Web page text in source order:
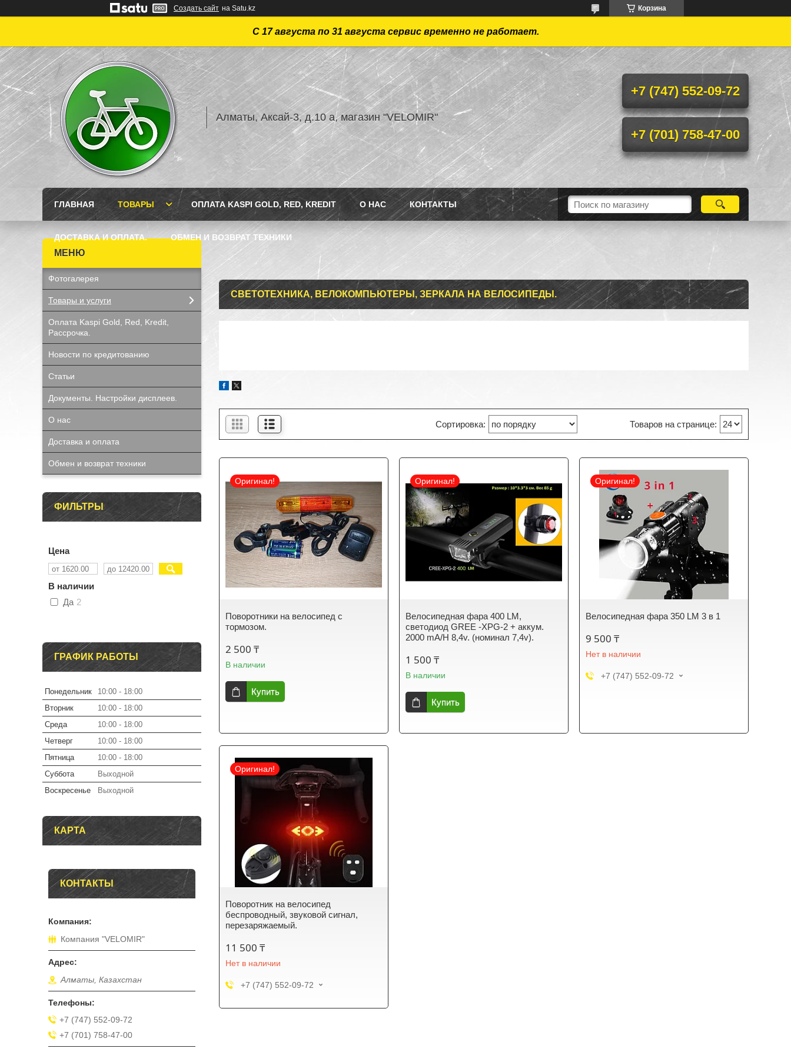
Создать сайт на Satu.kz Корзина
С 17 августа по 31 августа сервис временно не работает.
Алматы, Аксай-3, д.10 а, магазин "VELOMIR"
+7 (747) 552-09-72
+7 (701) 758-47-00
ГЛАВНАЯ ТОВАРЫ ОПЛАТА KASPI GOLD, RED, KREDIT О НАС КОНТАКТЫ
ДОСТАВКА И ОПЛАТА. ОБМЕН И ВОЗВРАТ ТЕХНИКИ
СВЕТОТЕХНИКА, ВЕЛОКОМПЬЮТЕРЫ, ЗЕРКАЛА НА ВЕЛОСИПЕДЫ.
Оригинал!
Поворотники на велосипед с
тормозом.
2 500 ₸
В наличии
Купить
Оригинал!
Велосипедная фара 400 LM,
светодиод GREE -XPG-2 + аккум.
2000 mA/H 8,4v. (номинал 7,4v).
1 500 ₸
В наличии
Купить
Оригинал!
Велосипедная фара 350 LM 3 в 1
9 500 ₸
Нет в наличии
+7 (747) 552-09-72
Оригинал!
Поворотник на велосипед
беспроводный, звуковой сигнал,
перезаряжаемый.
11 500 ₸
Нет в наличии
+7 (747) 552-09-72
Фотогалерея
Товары и услуги
Оплата Kaspi Gold, Red, Kredit,
Рассрочка.
Новости по кредитованию
Статьи
Документы. Настройки дисплеев.
О нас
Доставка и оплата
Обмен и возврат техники
ФИЛЬТРЫ
Цена
В наличии
Да 2
ГРАФИК РАБОТЫ
Понедельник 10:00
18:00
Вторник
10:00
18:00
Среда
10:00
18:00
Четверг
10:00
18:00
Пятница
10:00
18:00
Суббота
Выходной
Воскресенье
Выходной
КАРТА
КОНТАКТЫ
Компания "VELOMIR"
Алматы, Казахстан
+7 (747) 552-09-72
+7 (701) 758-47-00